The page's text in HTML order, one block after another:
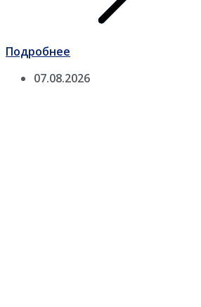
Подробнее
07.08.2026